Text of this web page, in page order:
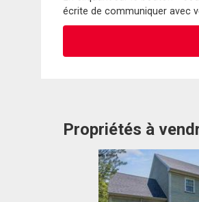
écrite de communiquer avec
Propriétés à